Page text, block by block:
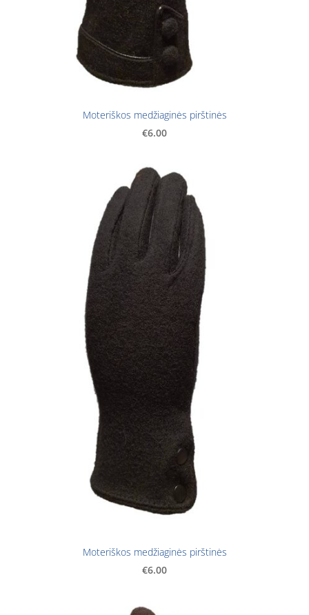
Moteriškos medžiaginės pirštinės
€6.00
Moteriškos medžiaginės pirštinės
€6.00